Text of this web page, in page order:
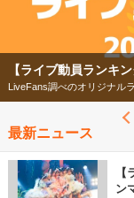
【ライブ動員ランキ
LiveFans調べのオリジナル
最新ニュース
ン